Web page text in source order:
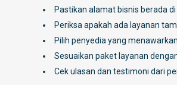
Pastikan alamat bisnis berada
Periksa apakah ada layanan
Pilih penyedia yang
Sesuaikan paket layanan
Cek ulasan dan testimoni dari